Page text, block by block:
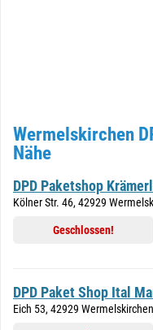
Wermelskirchen
Nähe
DPD Paketshop
Kölner Str. 46, 42929
Geschlossen!
DPD Paket Shop Ital
Eich 53, 42929 Wermelskirchen